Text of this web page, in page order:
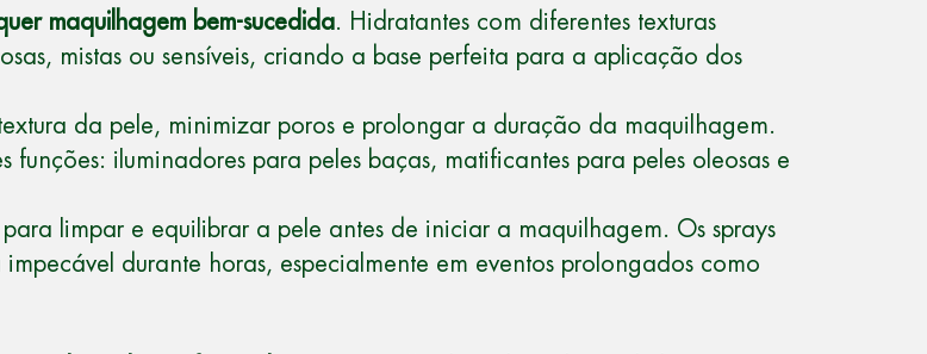
maquilhagem bem-sucedida. Hidratantes com diferentes texturas
mistas ou sensíveis, criando a base perfeita para a aplicação dos
da pele, minimizar poros e prolongar a duração da maquilhagem.
funções: iluminadores para peles baças, matificantes para peles oleosas e
limpar e equilibrar a pele antes de iniciar a maquilhagem. Os sprays
durante horas, especialmente em eventos prolongados como